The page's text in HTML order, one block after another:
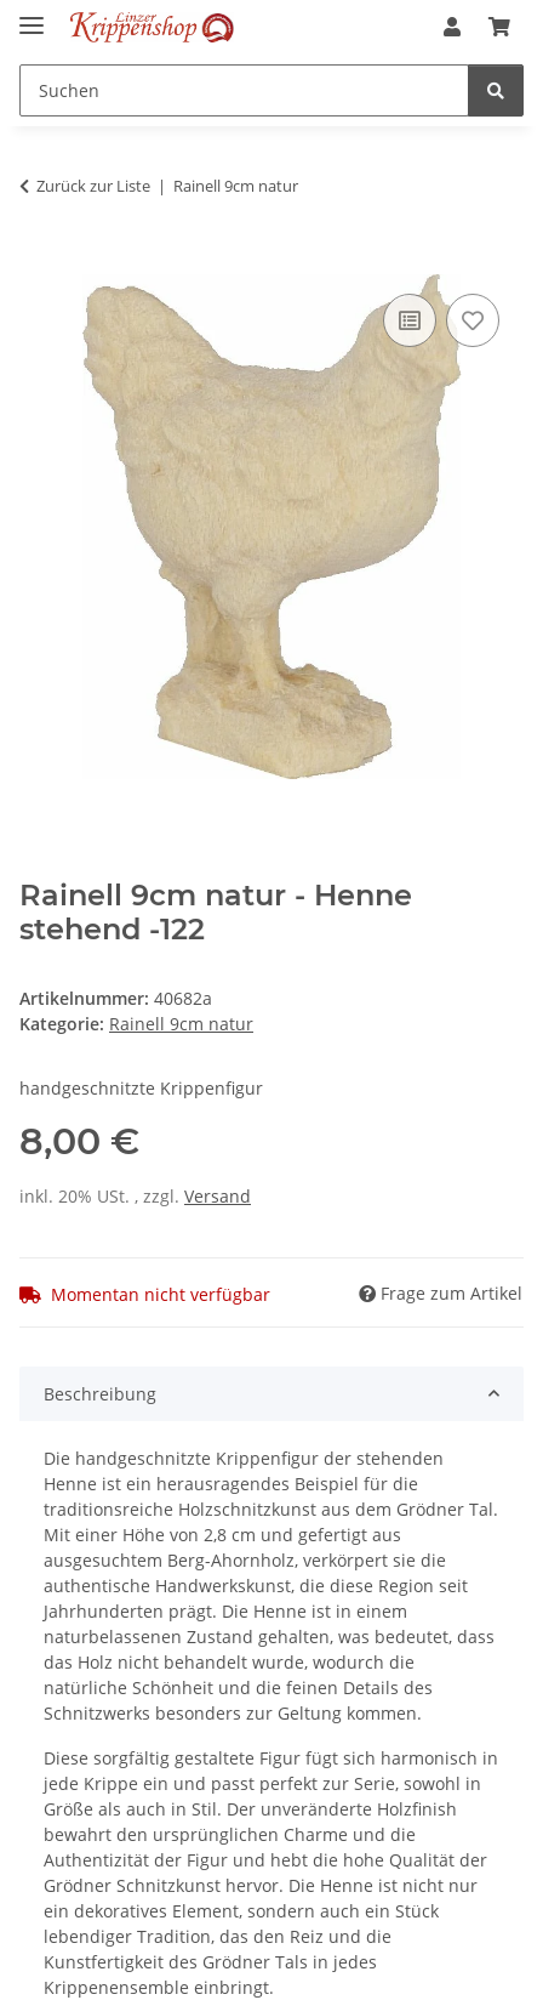
Zurück zur Liste Rainell 9cm natur
Rainell 9cm natur - Henne
stehend -122
Artikelnummer: 40682a
Kategorie: Rainell 9cm natur
handgeschnitzte Krippenfigur
8,00 €
inkl. 20% USt. , zzgl. Versand
Momentan nicht verfügbar Frage zum Artikel
Beschreibung
Die handgeschnitzte Krippenfigur der stehenden
Henne ist ein herausragendes Beispiel für die
traditionsreiche Holzschnitzkunst aus dem Grödner Tal.
Mit einer Höhe von 2,8 cm und gefertigt aus
ausgesuchtem Berg-Ahornholz, verkörpert sie die
authentische Handwerkskunst, die diese Region seit
Jahrhunderten prägt. Die Henne ist in einem
naturbelassenen Zustand gehalten, was bedeutet, dass
das Holz nicht behandelt wurde, wodurch die
natürliche Schönheit und die feinen Details des
Schnitzwerks besonders zur Geltung kommen.
Diese sorgfältig gestaltete Figur fügt sich harmonisch in
jede Krippe ein und passt perfekt zur Serie, sowohl in
Größe als auch in Stil. Der unveränderte Holzfinish
bewahrt den ursprünglichen Charme und die
Authentizität der Figur und hebt die hohe Qualität der
Grödner Schnitzkunst hervor. Die Henne ist nicht nur
ein dekoratives Element, sondern auch ein Stück
lebendiger Tradition, das den Reiz und die
Kunstfertigkeit des Grödner Tals in jedes
Krippenensemble einbringt.